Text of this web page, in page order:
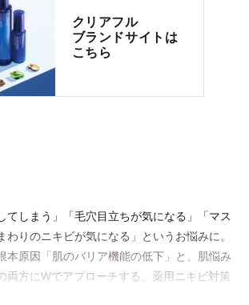
クリアフル
ブランドサイトは
こちら
てしまう」「毛穴目立ちが気になる」「マス
わりのニキビが気になる」というお悩みに。
本原因「肌のバリア機能の低下」と、肌悩み
両方にWでアプローチする、薬用ニキビ対策